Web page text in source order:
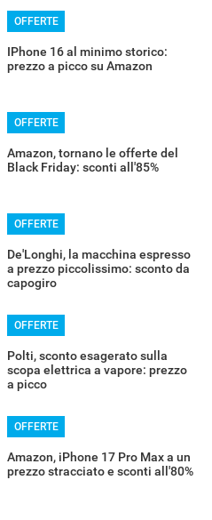
OFFERTE
IPhone 16 al minimo storico:
prezzo a picco su Amazon
OFFERTE
Amazon, tornano le offerte del
Black Friday: sconti all'85%
OFFERTE
De'Longhi, la macchina espresso
a prezzo piccolissimo: sconto da
capogiro
OFFERTE
Polti, sconto esagerato sulla
scopa elettrica a vapore: prezzo
a picco
OFFERTE
Amazon, iPhone 17 Pro Max a un
prezzo stracciato e sconti all'80%